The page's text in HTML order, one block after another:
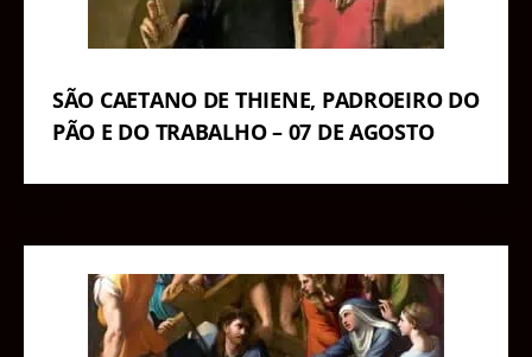
SÃO CAETANO DE THIENE, PADROEIRO DO
PÃO E DO TRABALHO – 07 DE AGOSTO